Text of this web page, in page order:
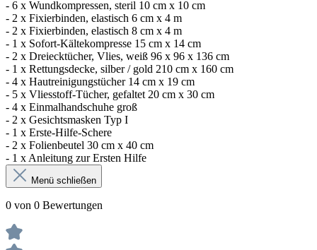
- 6 x Wundkompressen, steril 10 cm x 10 cm
- 2 x Fixierbinden, elastisch 6 cm x 4 m
- 2 x Fixierbinden, elastisch 8 cm x 4 m
- 1 x Sofort-Kältekompresse 15 cm x 14 cm
- 2 x Dreiecktücher, Vlies, weiß 96 x 96 x 136 cm
- 1 x Rettungsdecke, silber / gold 210 cm x 160 cm
- 4 x Hautreinigungstücher 14 cm x 19 cm
- 5 x Vliesstoff-Tücher, gefaltet 20 cm x 30 cm
- 4 x Einmalhandschuhe groß
- 2 x Gesichtsmasken Typ I
- 1 x Erste-Hilfe-Schere
- 2 x Folienbeutel 30 cm x 40 cm
- 1 x Anleitung zur Ersten Hilfe
Menü schließen
0 von 0 Bewertungen